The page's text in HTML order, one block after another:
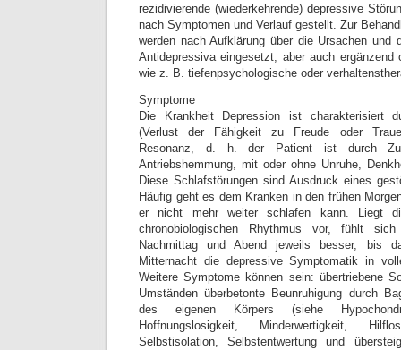
rezidivierende (wiederkehrende) depressive
nach Symptomen und Verlauf gestellt. Zur
werden nach Aufklärung über die Ursachen und
Antidepressiva eingesetzt, aber auch ergänzend
wie z. B. tiefenpsychologische oder
Symptome
Die Krankheit Depression ist charakterisiert
(Verlust der Fähigkeit zu Freude oder
Resonanz, d. h. der Patient ist durch
Antriebshemmung, mit oder ohne Unruhe,
Diese Schlafstörungen sind Ausdruck eines
Häufig geht es dem Kranken in den frühen
er nicht mehr weiter schlafen kann. Liegt
chronobiologischen Rhythmus vor, fühlt
Nachmittag und Abend jeweils besser, bis
Mitternacht die depressive Symptomatik in
Weitere Symptome können sein: übertriebene
Umständen überbetonte Beunruhigung durch
des eigenen Körpers (siehe
Hoffnungslosigkeit, Minderwertigkeit,
Selbstisolation, Selbstentwertung und